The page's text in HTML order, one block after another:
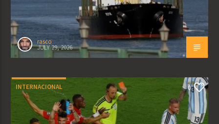
rasco
JULY 29, 2026
INTERNACIONAL 0